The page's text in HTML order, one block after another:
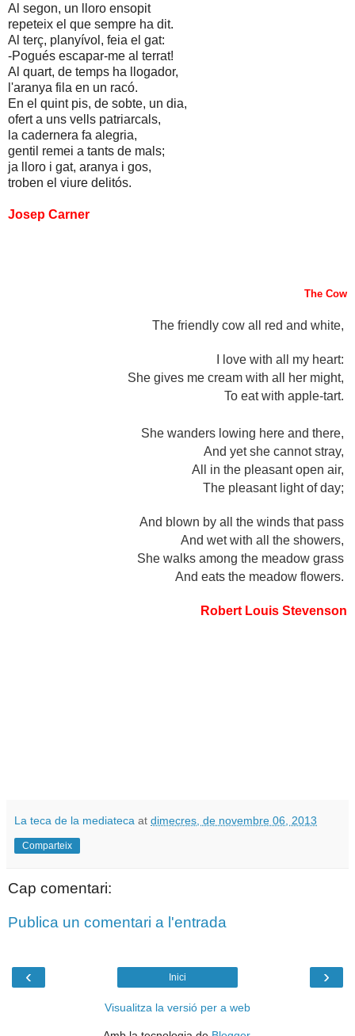
Al segon, un lloro ensopit
repeteix el que sempre ha dit.
Al terç, planyívol, feia el gat:
-Pogués escapar-me al terrat!
Al quart, de temps ha llogador,
l'aranya fila en un racó.
En el quint pis, de sobte, un dia,
ofert a uns vells patriarcals,
la cadernera fa alegria,
gentil remei a tants de mals;
ja lloro i gat, aranya i gos,
troben el viure delitós.
Josep Carner
The Cow
The friendly cow all red and white,
I love with all my heart:
She gives me cream with all her might,
To eat with apple-tart.
She wanders lowing here and there,
And yet she cannot stray,
All in the pleasant open air,
The pleasant light of day;
And blown by all the winds that pass
And wet with all the showers,
She walks among the meadow grass
And eats the meadow flowers.
Robert Louis Stevenson
La teca de la mediateca at dimecres, de novembre 06, 2013
Comparteix
Cap comentari:
Publica un comentari a l'entrada
‹ ›
Inici
Visualitza la versió per a web